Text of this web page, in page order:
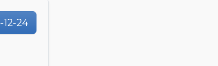
12-24